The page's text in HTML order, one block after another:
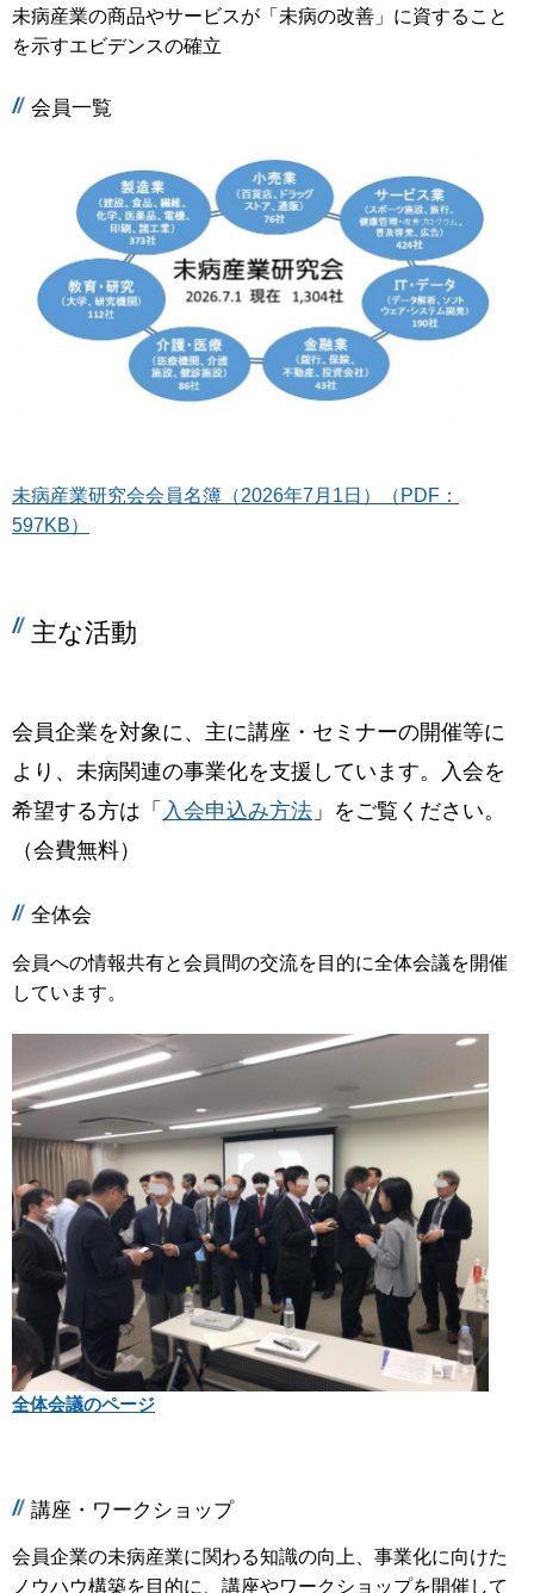
未病産業の商品やサービスが「未病の改善」に資すること
を示すエビデンスの確立
会員一覧
未病産業研究会会員名簿（2026年7月1日）（PDF：
597KB）
主な活動
会員企業を対象に、主に講座・セミナーの開催等に
より、未病関連の事業化を支援しています。 入会を
希望する方は「 入会申込み方法 」をご覧ください。
（会費無料）
全体会
会員への情報共有と会員間の交流を目的に全体会議を開催
しています。
全体会議のページ
講座・ワークショップ
会員企業の未病産業に関わる知識の向上、事業化に向けた
ノウハウ構築を目的に、講座やワークショップを開催して